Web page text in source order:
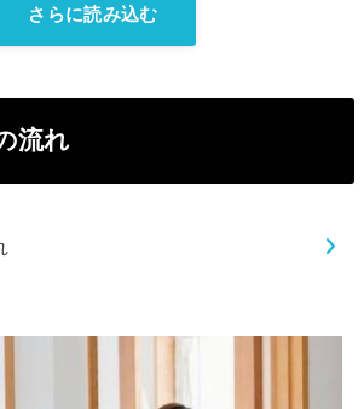
さらに読み込む
流れ